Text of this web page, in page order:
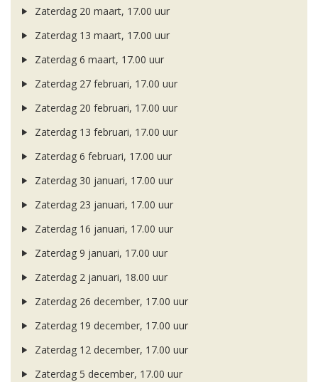
Zaterdag 20 maart, 17.00 uur
Zaterdag 13 maart, 17.00 uur
Zaterdag 6 maart, 17.00 uur
Zaterdag 27 februari, 17.00 uur
Zaterdag 20 februari, 17.00 uur
Zaterdag 13 februari, 17.00 uur
Zaterdag 6 februari, 17.00 uur
Zaterdag 30 januari, 17.00 uur
Zaterdag 23 januari, 17.00 uur
Zaterdag 16 januari, 17.00 uur
Zaterdag 9 januari, 17.00 uur
Zaterdag 2 januari, 18.00 uur
Zaterdag 26 december, 17.00 uur
Zaterdag 19 december, 17.00 uur
Zaterdag 12 december, 17.00 uur
Zaterdag 5 december, 17.00 uur